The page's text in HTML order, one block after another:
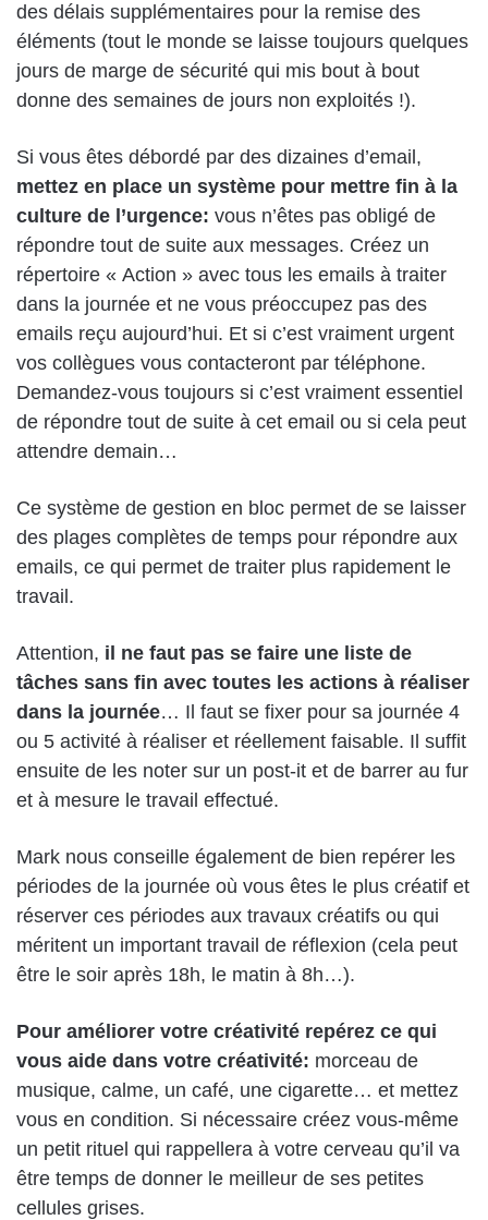
des délais supplémentaires pour la remise des
éléments (tout le monde se laisse toujours quelques
jours de marge de sécurité qui mis bout à bout
donne des semaines de jours non exploités !).
Si vous êtes débordé par des dizaines d’email,
mettez en place un système pour mettre fin à la
culture de l’urgence: vous n’êtes pas obligé de
répondre tout de suite aux messages. Créez un
répertoire « Action » avec tous les emails à traiter
dans la journée et ne vous préoccupez pas des
emails reçu aujourd’hui. Et si c’est vraiment urgent
vos collègues vous contacteront par téléphone.
Demandez-vous toujours si c’est vraiment essentiel
de répondre tout de suite à cet email ou si cela peut
attendre demain…
Ce système de gestion en bloc permet de se laisser
des plages complètes de temps pour répondre aux
emails, ce qui permet de traiter plus rapidement le
travail.
Attention, il ne faut pas se faire une liste de
tâches sans fin avec toutes les actions à réaliser
dans la journée… Il faut se fixer pour sa journée 4
ou 5 activité à réaliser et réellement faisable. Il suffit
ensuite de les noter sur un post-it et de barrer au fur
et à mesure le travail effectué.
Mark nous conseille également de bien repérer les
périodes de la journée où vous êtes le plus créatif et
réserver ces périodes aux travaux créatifs ou qui
méritent un important travail de réflexion (cela peut
être le soir après 18h, le matin à 8h…).
Pour améliorer votre créativité repérez ce qui
vous aide dans votre créativité: morceau de
musique, calme, un café, une cigarette… et mettez
vous en condition. Si nécessaire créez vous-même
un petit rituel qui rappellera à votre cerveau qu’il va
être temps de donner le meilleur de ses petites
cellules grises.